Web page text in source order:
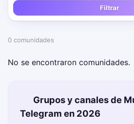
Filtrar
0 comunidades
No se encontraron comunidades.
🎵 Grupos y canales de
Telegram en 2026